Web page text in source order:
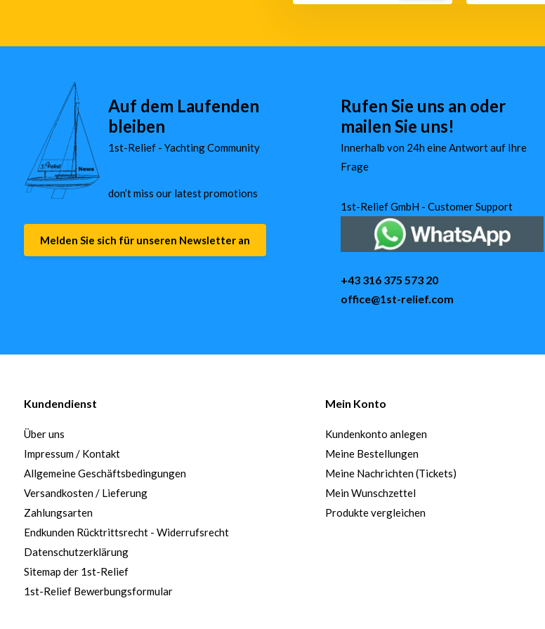
Auf dem Laufenden
bleiben
1st-Relief - Yachting Community
don’t miss our latest promotions
Melden Sie sich für unseren Newsletter an
Rufen Sie uns an oder
mailen Sie uns!
Innerhalb von 24h eine Antwort auf Ihre
Frage
1st-Relief GmbH - Customer Support
+43 316 375 573 20
office@1st-relief.com
Kundendienst
Über uns
Impressum / Kontakt
Allgemeine Geschäftsbedingungen
Versandkosten / Lieferung
Zahlungsarten
Endkunden Rücktrittsrecht - Widerrufsrecht
Datenschutzerklärung
Sitemap der 1st-Relief
1st-Relief Bewerbungsformular
Mein Konto
Kundenkonto anlegen
Meine Bestellungen
Meine Nachrichten (Tickets)
Mein Wunschzettel
Produkte vergleichen